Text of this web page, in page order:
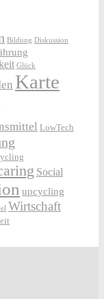
Bildung Diskussion
Glück
Karte
LowTech
Social
upcycling
Wirtschaft